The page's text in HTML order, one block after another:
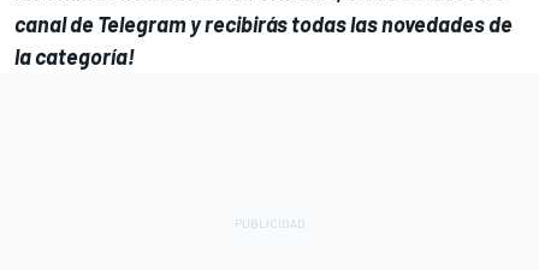
canal de Telegramy recibirás todas las novedades de
la categoría!